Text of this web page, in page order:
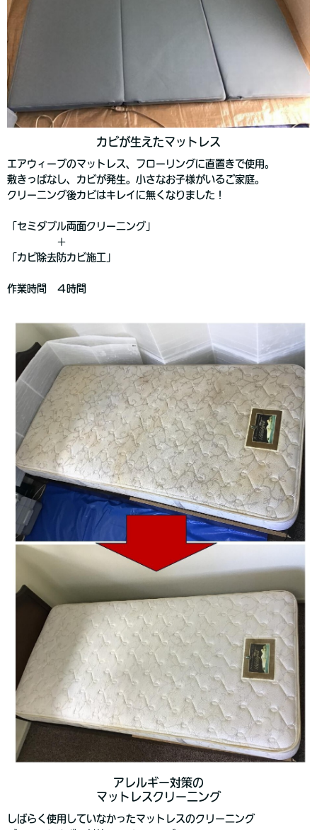
カビが生えたマットレス
エアウィーブのマットレス、フローリングに直置きで使用。
敷きっぱなし、カビが発生。小さなお子様がいるご家庭。
クリーニング後カビはキレイに無くなりました！
「セミダブル両面クリーニング」
＋
「カビ除去防カビ施工」
作業時間 ４時間
アレルギー対策の
マットレスクリーニング
しばらく使用していなかったマットレスのクリーニング